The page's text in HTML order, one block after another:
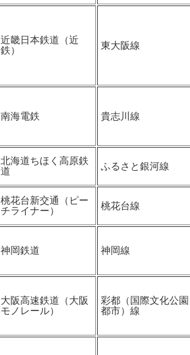
近畿日本鉄道（近
鉄）
東大阪線
南海電鉄 貴志川線
北海道ちほく高原鉄
道
ふるさと銀河線
桃花台新交通（ピー
チライナー）
桃花台線
神岡鉄道 神岡線
大阪高速鉄道（大阪
モノレール）
彩都（国際文化公園
都市）線